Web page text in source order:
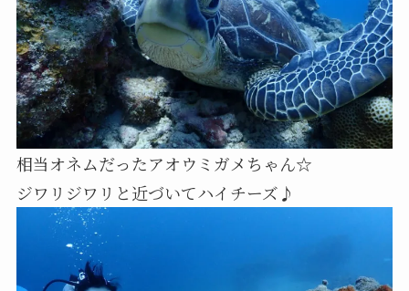
相当オネムだったアオウミガメちゃん☆
ジワリジワリと近づいてハイチーズ♪